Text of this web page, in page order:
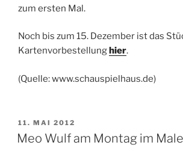
zum ersten Mal.
Noch bis zum 15. Dezember ist das
Kartenvorbestellunghier.
(Quelle: www.schauspielhaus.de)
VERÖFFENTLICHT
AM
11. MAI 2012
Meo Wulf am Montag im